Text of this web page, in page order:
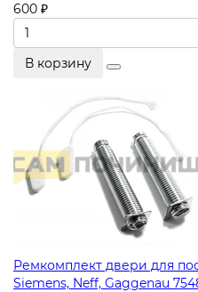
600 ₽
В корзину
Ремкомплект двери для
Siemens, Neff, Gaggenau